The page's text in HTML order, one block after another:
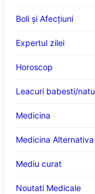
Boli și Afecțiuni
Expertul zilei
Horoscop
Leacuri babesti/
Medicina
Medicina Alternativa
Mediu curat
Noutati Medicale